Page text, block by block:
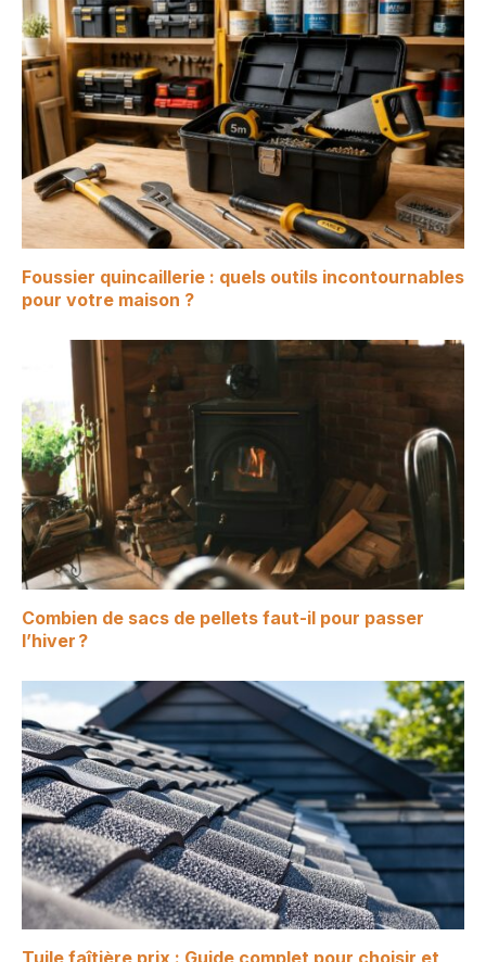
Foussier quincaillerie : quels outils incontournables
pour votre maison ?
Combien de sacs de pellets faut-il pour passer
l’hiver ?